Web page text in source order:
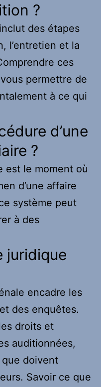
?
des étapes
l’entretien et la
ces
permettre de
à ce qui
d’une
?
est le moment où
d’une affaire
système peut
à des
juridique
encadre les
des enquêtes.
droits et
auditionnées,
que doivent
Savoir ce que